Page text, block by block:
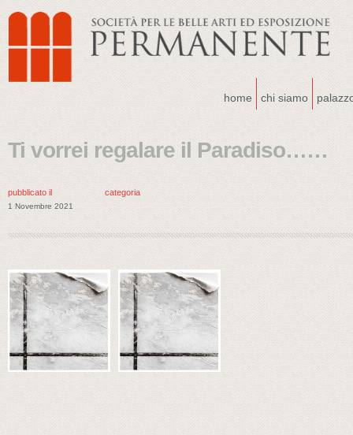
home chi siamo
Ti vorrei regalare il Paradiso……
pubblicato il
1 Novembre 2021
categoria